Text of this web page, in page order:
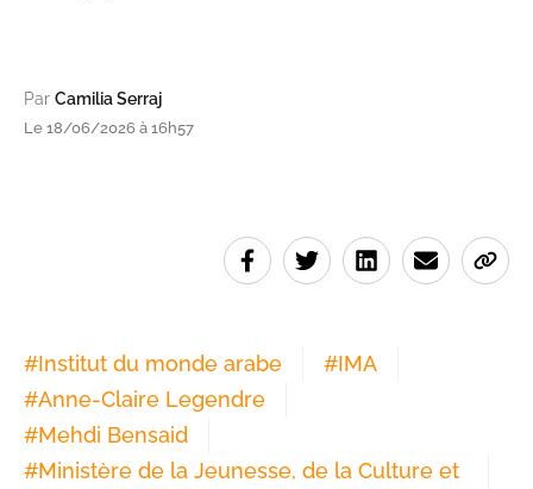
Par Camilia Serraj
Le 18/06/2026 à 16h57
#Institut du monde arabe #IMA
#Anne-Claire Legendre
#Mehdi Bensaid
#Ministère de la Jeunesse, de la Culture et